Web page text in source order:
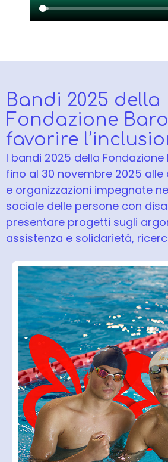
Bandi 2025 della
Fondazione
favorire
I bandi 2025 della
fino al 30 novembre 2025 alle
e organizzazioni impegnate
sociale delle persone con
presentare progetti sugli
assistenza e solidarietà,